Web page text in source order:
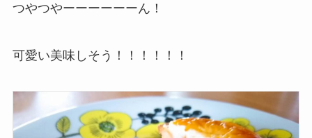
つやつやーーーーーーん！
可愛い美味しそう！！！！！！